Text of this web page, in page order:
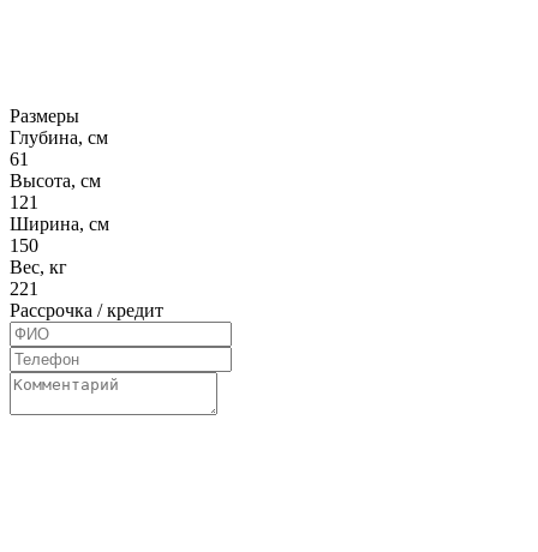
Размеры
Глубина, см
61
Высота, см
121
Ширина, см
150
Вес, кг
221
Рассрочка / кредит